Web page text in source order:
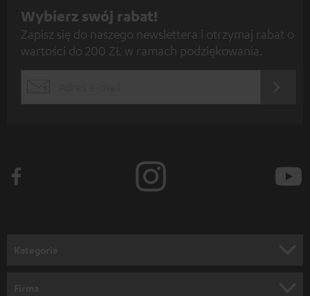
Z
a
p
ę
Wybierz swój rabat!
Zapisz się do naszego newslettera i otrzymaj rabat o
wartości do 200 ZŁ w ramach podziękowania.